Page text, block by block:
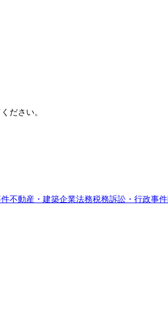
ださい。
不動産・建築企業法務税務訴訟・行政事件